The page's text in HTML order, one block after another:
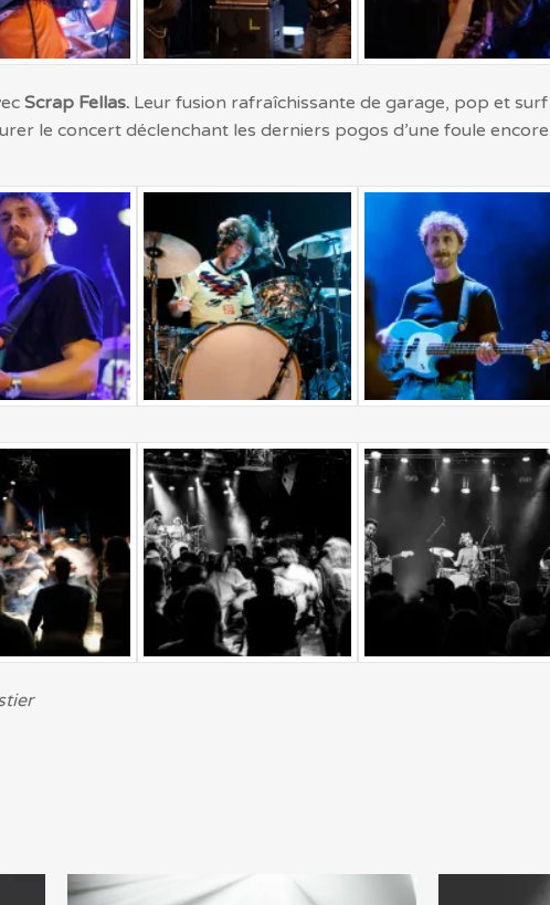
Scrap Fellas. Leur fusion rafraîchissante de garage, pop et
le concert déclenchant les derniers pogos d’une foule